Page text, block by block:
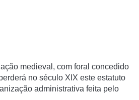
medieval, com foral concedido
no século XIX este estatuto
administrativa feita pelo